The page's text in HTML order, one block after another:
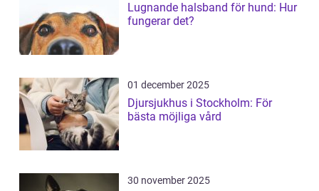
Lugnande halsband för hund: Hur
fungerar det?
01 december 2025
Djursjukhus i Stockholm: För
bästa möjliga vård
30 november 2025